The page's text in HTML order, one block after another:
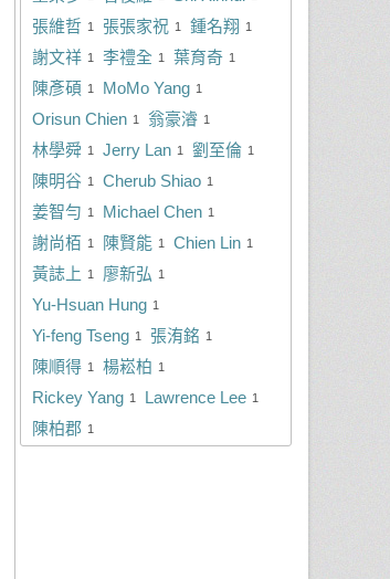
1
張維哲 1
張張家祝 1
鍾名翔
1
謝文祥 1
李禮全 1
葉育奇
1
陳彥碩 1
MoMo Yang
1
Orisun Chien 1
翁豪濬
1
林學舜 1
Jerry Lan 1
劉至倫
1
陳明谷 1
Cherub Shiao
1
姜智勻 1
Michael Chen
1
謝尚栢 1
陳賢能 1
Chien Lin
1
黃誌上 1
廖新弘
1
Yu-Hsuan Hung
1
Yi-feng Tseng 1
張洧銘
1
陳順得 1
楊崧柏
1
Rickey Yang 1
Lawrence Lee
1
陳柏郡